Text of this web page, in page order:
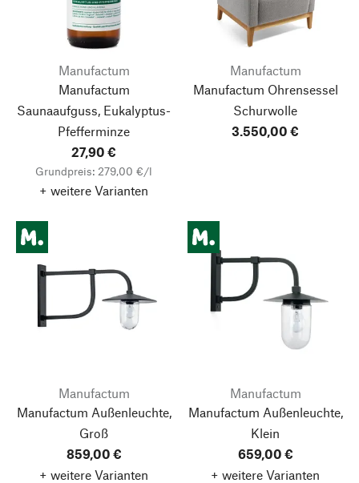
Manufactum
Manufactum
Saunaaufguss, Eukalyptus-
Pfefferminze
27,90 €
Grundpreis: 279,00 €/l
+ weitere Varianten
Manufactum
Manufactum Ohrensessel
Schurwolle
3.550,00 €
Manufactum
Manufactum Außenleuchte,
Groß
859,00 €
+ weitere Varianten
Manufactum
Manufactum Außenleuchte,
Klein
659,00 €
+ weitere Varianten